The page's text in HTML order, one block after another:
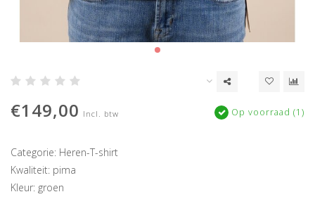
€149,00 Incl. btw Op voorraad (1)
Categorie: Heren-T-shirt
Kwaliteit: pima
Kleur: groen